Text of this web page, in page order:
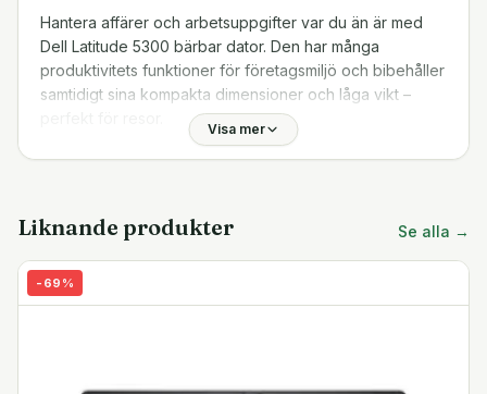
Hantera affärer och arbetsuppgifter var du än är med
Dell Latitude 5300 bärbar dator. Den har många
produktivitets funktioner för företagsmiljö och bibehåller
samtidigt sina kompakta dimensioner och låga vikt –
8:e generationens Core i5
processer samtidigt utan lagg eller fördröjning. När mer
kraft behövs kan processorn växla till turboläge för
extra prestanda. Snabb DDR4-RAM och integrerad Intel
UHD Graphics 620-enhet erbjuder bra med prestanda i
Visa mer
Liknande produkter Se alla →
- 69 %